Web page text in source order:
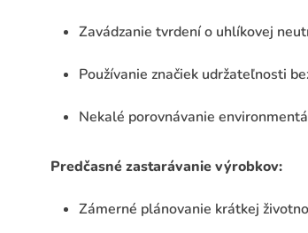
Zavádzanie tvrdení o uhlíkovej
Používanie značiek udržateľnosti
Nekalé porovnávanie
Predčasné zastarávanie výrobkov:
Zámerné plánovanie krátkej